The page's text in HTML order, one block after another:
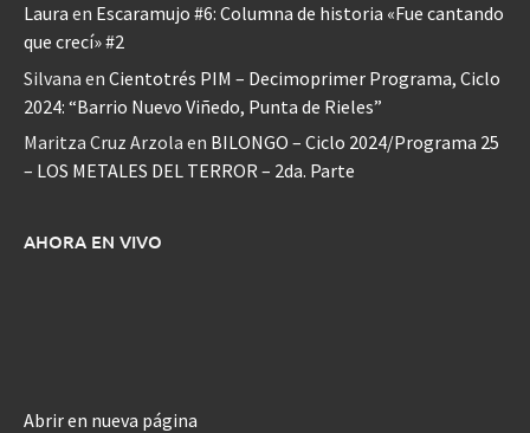
Laura en Escaramujo #6: Columna de historia «Fue cantando
que crecí» #2
Silvana en Cientotrés PIM – Decimoprimer Programa, Ciclo
2024: “Barrio Nuevo Viñedo, Punta de Rieles”
Maritza Cruz Arzola en BILONGO – Ciclo 2024/Programa 25
– LOS METALES DEL TERROR – 2da. Parte
AHORA EN VIVO
Abrir en nueva página